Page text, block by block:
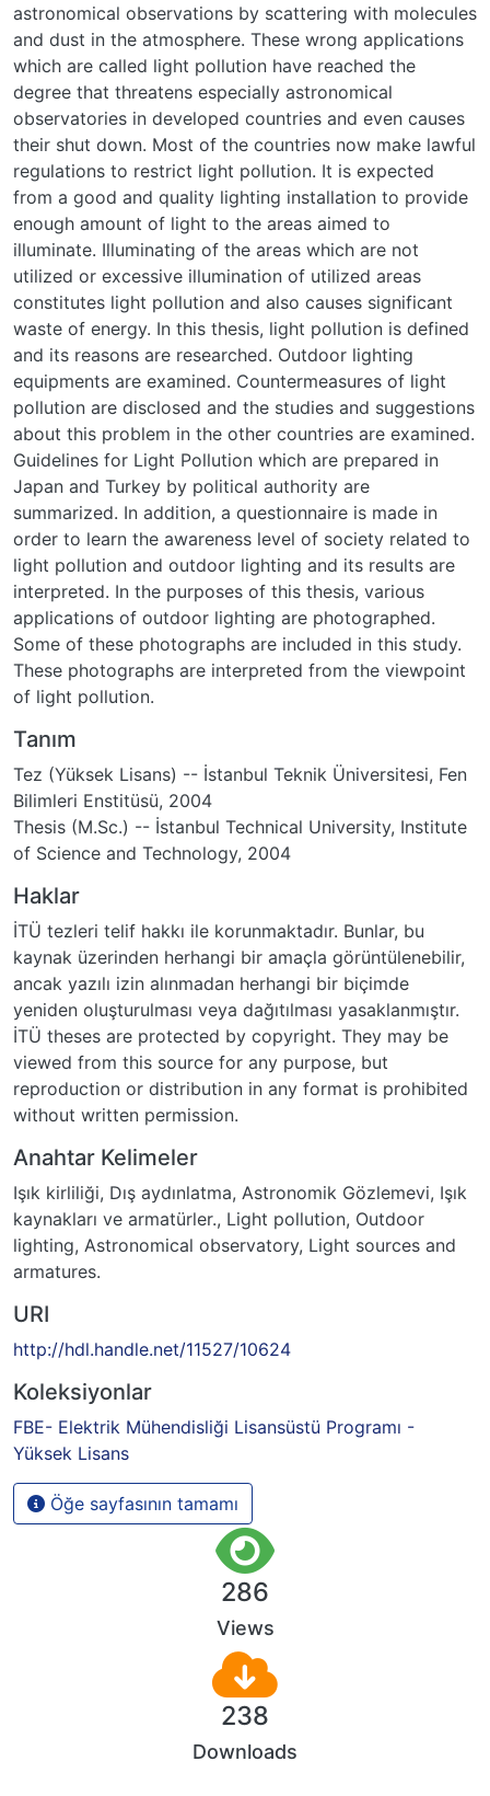
astronomical observations by scattering with molecules
and dust in the atmosphere. These wrong applications
which are called light pollution have reached the
degree that threatens especially astronomical
observatories in developed countries and even causes
their shut down. Most of the countries now make lawful
regulations to restrict light pollution. It is expected
from a good and quality lighting installation to provide
enough amount of light to the areas aimed to
illuminate. Illuminating of the areas which are not
utilized or excessive illumination of utilized areas
constitutes light pollution and also causes significant
waste of energy. In this thesis, light pollution is defined
and its reasons are researched. Outdoor lighting
equipments are examined. Countermeasures of light
pollution are disclosed and the studies and suggestions
about this problem in the other countries are examined.
Guidelines for Light Pollution which are prepared in
Japan and Turkey by political authority are
summarized. In addition, a questionnaire is made in
order to learn the awareness level of society related to
light pollution and outdoor lighting and its results are
interpreted. In the purposes of this thesis, various
applications of outdoor lighting are photographed.
Some of these photographs are included in this study.
These photographs are interpreted from the viewpoint
of light pollution.
Tanım
Tez (Yüksek Lisans) -- İstanbul Teknik Üniversitesi, Fen
Bilimleri Enstitüsü, 2004
Thesis (M.Sc.) -- İstanbul Technical University, Institute
of Science and Technology, 2004
Haklar
İTÜ tezleri telif hakkı ile korunmaktadır. Bunlar, bu
kaynak üzerinden herhangi bir amaçla görüntülenebilir,
ancak yazılı izin alınmadan herhangi bir biçimde
yeniden oluşturulması veya dağıtılması yasaklanmıştır.
İTÜ theses are protected by copyright. They may be
viewed from this source for any purpose, but
reproduction or distribution in any format is prohibited
without written permission.
Anahtar Kelimeler
Işık kirliliği, Dış aydınlatma, Astronomik Gözlemevi, Işık
kaynakları ve armatürler., Light pollution, Outdoor
lighting, Astronomical observatory, Light sources and
armatures.
URI
http://hdl.handle.net/11527/10624
Koleksiyonlar
FBE- Elektrik Mühendisliği Lisansüstü Programı -
Yüksek Lisans
Öğe sayfasının tamamı
286
Views
238
Downloads